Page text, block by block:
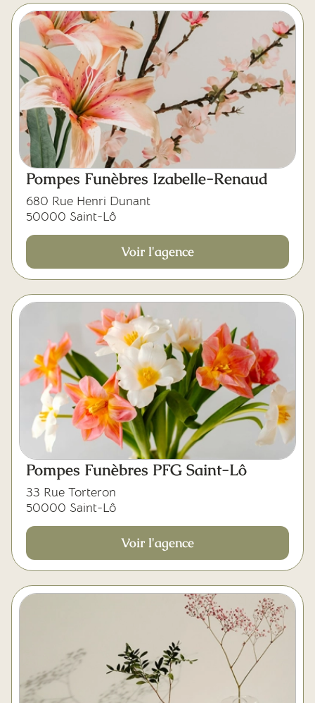
Pompes Funèbres Izabelle-Renaud
680 Rue Henri Dunant
50000 Saint-Lô
Voir l'agence
Pompes Funèbres PFG Saint-Lô
33 Rue Torteron
50000 Saint-Lô
Voir l'agence